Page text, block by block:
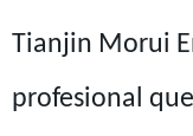
Tianjin Morui
profesional